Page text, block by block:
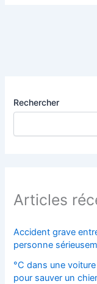
Rechercher
Articles
Accident grave
personne
°C dans une
pour sauver un